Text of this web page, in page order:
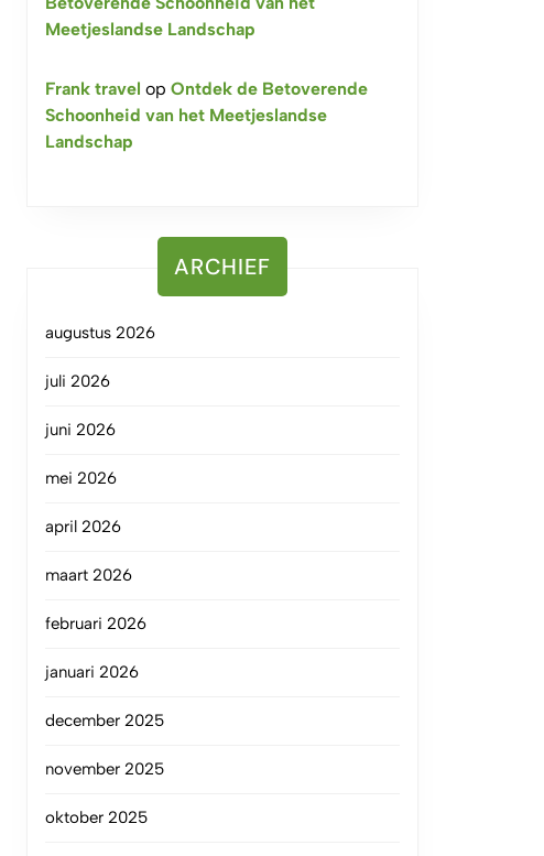
Meetjeslandse Landschap
Frank travel op Ontdek de Betoverende
Schoonheid van het Meetjeslandse
Landschap
ARCHIEF
augustus 2026
juli 2026
juni 2026
mei 2026
april 2026
maart 2026
februari 2026
januari 2026
december 2025
november 2025
oktober 2025